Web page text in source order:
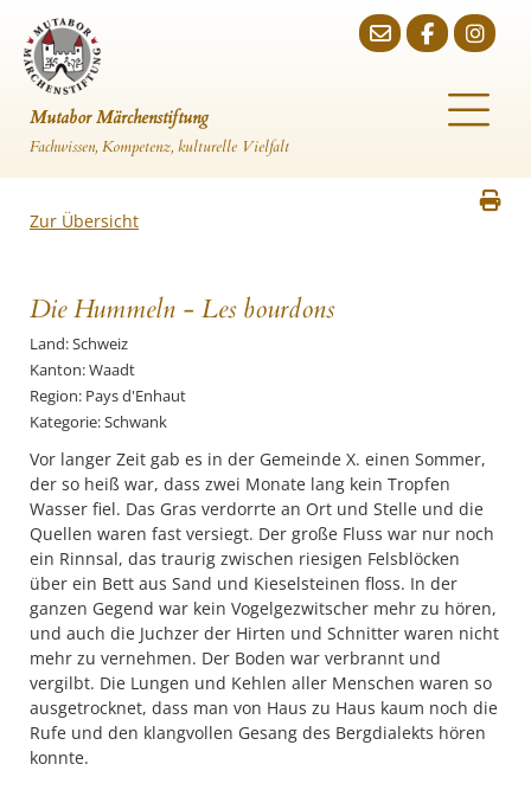
Mutabor Märchenstiftung
Fachwissen, Kompetenz, kulturelle Vielfalt
Zur Übersicht
Die Hummeln - Les bourdons
Land: Schweiz
Kanton: Waadt
Region: Pays d'Enhaut
Kategorie: Schwank
Vor langer Zeit gab es in der Gemeinde X. einen Sommer,
der so heiß war, dass zwei Monate lang kein Tropfen
Wasser fiel. Das Gras verdorrte an Ort und Stelle und die
Quellen waren fast versiegt. Der große Fluss war nur noch
ein Rinnsal, das traurig zwischen riesigen Felsblöcken
über ein Bett aus Sand und Kieselsteinen floss. In der
ganzen Gegend war kein Vogelgezwitscher mehr zu hören,
und auch die Juchzer der Hirten und Schnitter waren nicht
mehr zu vernehmen. Der Boden war verbrannt und
vergilbt. Die Lungen und Kehlen aller Menschen waren so
ausgetrocknet, dass man von Haus zu Haus kaum noch die
Rufe und den klangvollen Gesang des Bergdialekts hören
konnte.